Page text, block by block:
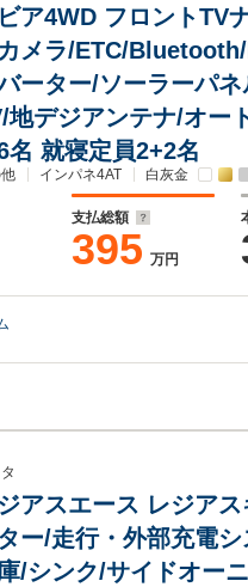
ア4WD フロントTV
メラ/ETC/
ーター/ソーラーパ
地デジアンテナ/オー
名 就寝定員2+2名
インパネ4AT 白灰金
支払総額
395 万円
アスエース レジア
ー/走行・外部充電
/シンク/サイドオー